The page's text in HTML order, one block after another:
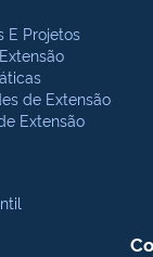
E Projetos
de Extensão
Extensão